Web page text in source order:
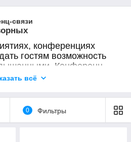
связи
конференциях
гостям возможность
Конференц-
сфер применения,
решения важных задач.
залов заседаний
конференц-системы
чем системы
всё
0 Фильтры